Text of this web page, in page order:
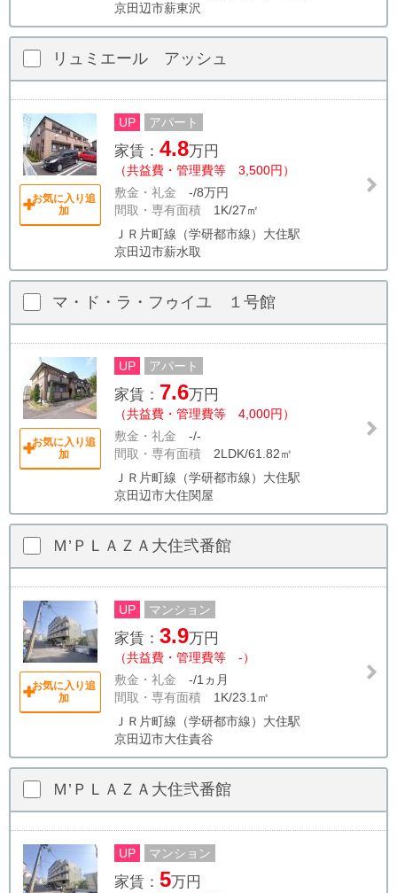
京田辺市薪東沢
リュミエール アッシュ
お気に入り追
加
UP アパート
家賃： 4.8万円
（共益費・管理費等 3,500円）
敷金・礼金 -/8万円
間取・専有面積 1K/27㎡
ＪＲ片町線（学研都市線）大住駅
京田辺市薪水取
マ・ド・ラ・フゥイユ １号館
お気に入り追
加
UP アパート
家賃： 7.6万円
（共益費・管理費等 4,000円）
敷金・礼金 -/-
間取・専有面積 2LDK/61.82㎡
ＪＲ片町線（学研都市線）大住駅
京田辺市大住関屋
Ｍ’ＰＬＡＺＡ大住弐番館
お気に入り追
加
UP マンション
家賃： 3.9万円
（共益費・管理費等 -）
敷金・礼金 -/1ヵ月
間取・専有面積 1K/23.1㎡
ＪＲ片町線（学研都市線）大住駅
京田辺市大住責谷
Ｍ’ＰＬＡＺＡ大住弐番館
UP マンション
家賃： 5万円